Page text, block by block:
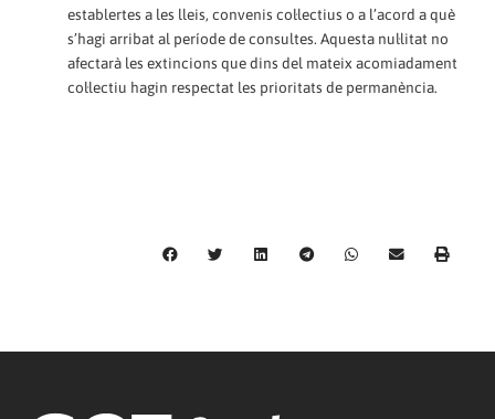
establertes a les lleis, convenis col·lectius o a l’acord a què
s’hagi arribat al període de consultes. Aquesta nul·litat no
afectarà les extincions que dins del mateix acomiadament
col·lectiu hagin respectat les prioritats de permanència.